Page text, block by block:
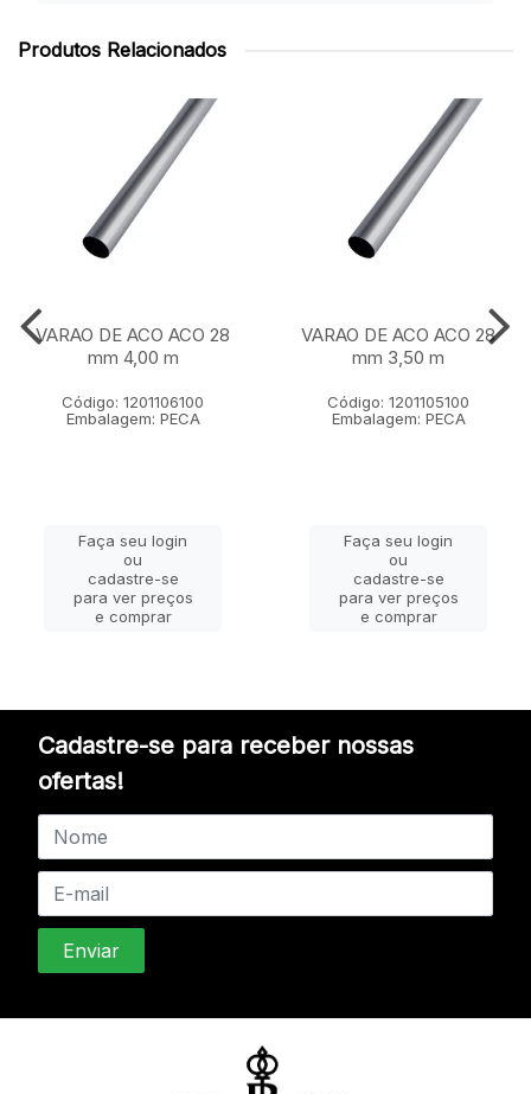
Produtos Relacionados
VARAO DE ACO ACO 28
mm 4,00 m
Código: 1201106100
Embalagem: PECA
Faça seu login
ou
cadastre-se
para ver preços
e comprar
VARAO DE ACO ACO 28
mm 3,50 m
Código: 1201105100
Embalagem: PECA
Faça seu login
ou
cadastre-se
para ver preços
e comprar
Cadastre-se para receber nossas
ofertas!